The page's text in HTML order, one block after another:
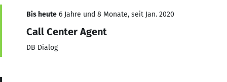
Bis heute 6 Jahre und 8 Monate, seit Jan. 2020
Call Center Agent
DB Dialog